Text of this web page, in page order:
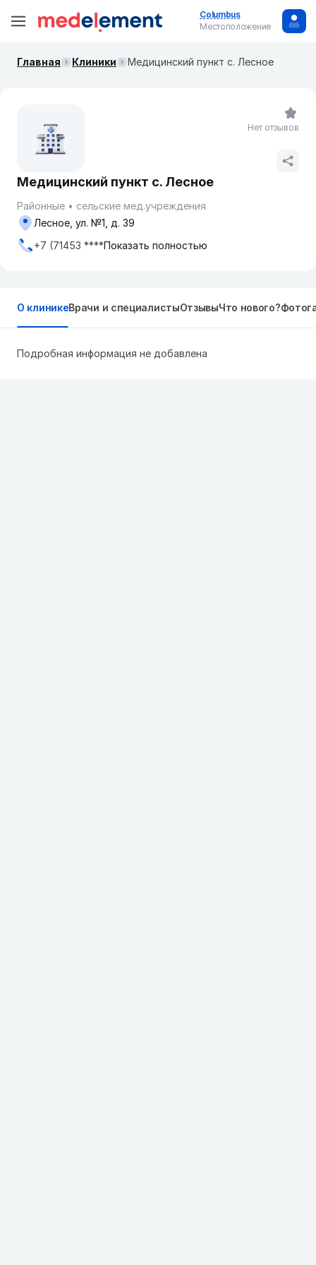
Columbus
Местоположение
Главная Клиники Медицинский пункт с. Лесное
Медицинский пункт с. Лесное
Районные
сельские мед.учреждения
Лесное, ул. №1, д. 39
+7 (71453 ****Показать полностью
Нет отзывов
О клиникеВрачи и специалистыОтзывыЧто нового?
Подробная информация не добавлена